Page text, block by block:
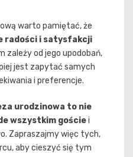
warto pamiętać, że
radości i satysfakcji
zależy od jego upodobań,
jest zapytać samych
i preferencje.
urodzinowa to nie
wszystkim gościei
Zapraszajmy więc tych,
aby cieszyć się tym